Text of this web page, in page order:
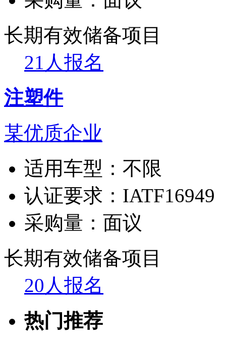
长期有效储备项目
21人报名
注塑件
某优质企业
适用车型： 不限
认证要求： IATF16949
采购量： 面议
长期有效储备项目
20人报名
热门推荐